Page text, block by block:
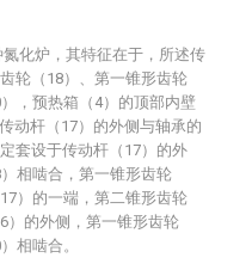
化炉，其特征在于，所述传
轮（18）、第一锥形齿轮
，预热箱（4）的顶部内壁
动杆（17）的外侧与轴承的
套设于传动杆（17）的外
相啮合，第一锥形齿轮
）的一端，第二锥形齿轮
）的外侧，第一锥形齿轮
相啮合。